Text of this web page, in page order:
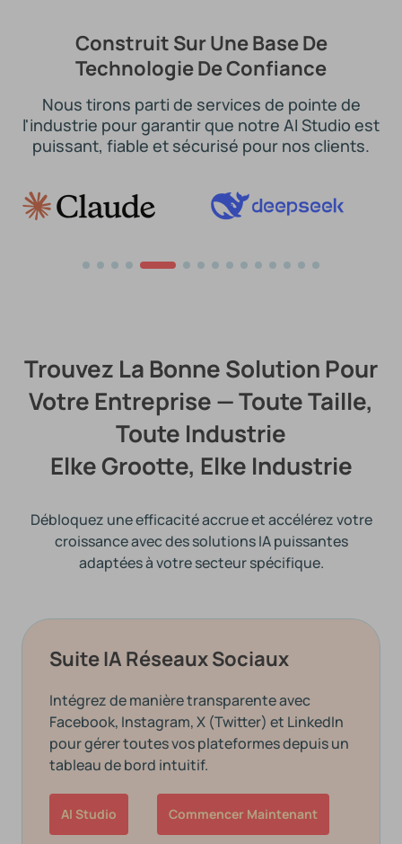
Construit Sur Une Base De
Technologie De Confiance
Nous tirons parti de services de pointe de
l'industrie pour garantir que notre AI Studio est
puissant, fiable et sécurisé pour nos clients.
Trouvez La Bonne Solution Pour
Votre Entreprise — Toute Taille,
Toute Industrie
Elke Grootte, Elke Industrie
Débloquez une efficacité accrue et accélérez votre
croissance avec des solutions IA puissantes
adaptées à votre secteur spécifique.
Suite IA Réseaux Sociaux
Intégrez de manière transparente avec
Facebook, Instagram, X (Twitter) et LinkedIn
pour gérer toutes vos plateformes depuis un
tableau de bord intuitif.
AI Studio Commencer Maintenant